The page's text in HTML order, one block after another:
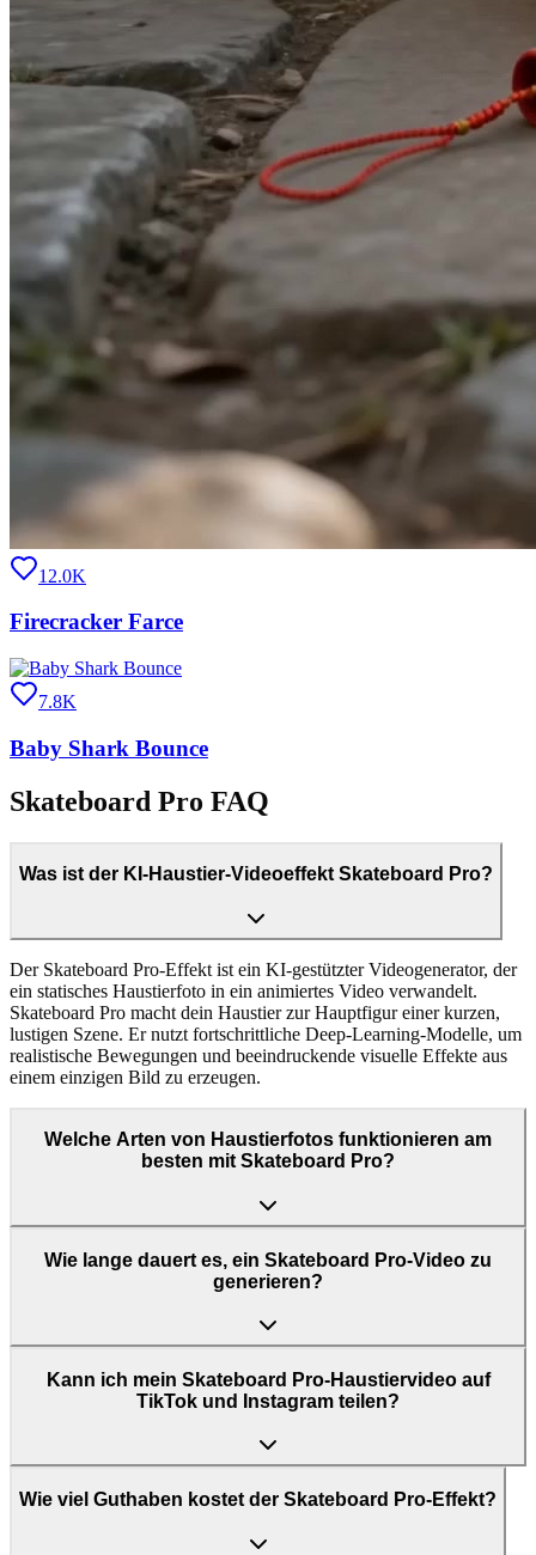
12.0K
Firecracker Farce
7.8K
Baby Shark Bounce
Skateboard Pro FAQ
Was ist der KI-Haustier-Videoeffekt Skateboard Pro?
Der Skateboard Pro-Effekt ist ein KI-gestützter Videogenerator, der
ein statisches Haustierfoto in ein animiertes Video verwandelt.
Skateboard Pro macht dein Haustier zur Hauptfigur einer kurzen,
lustigen Szene. Er nutzt fortschrittliche Deep-Learning-Modelle, um
realistische Bewegungen und beeindruckende visuelle Effekte aus
einem einzigen Bild zu erzeugen.
Welche Arten von Haustierfotos funktionieren am
besten mit Skateboard Pro?
Wie lange dauert es, ein Skateboard Pro-Video zu
generieren?
Kann ich mein Skateboard Pro-Haustiervideo auf
TikTok und Instagram teilen?
Wie viel Guthaben kostet der Skateboard Pro-Effekt?